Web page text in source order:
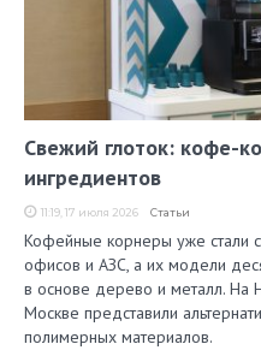
Свежий глоток: кофе-
ингредиентов
11:19, 17 июля 2026 Статьи
Кофейные корнеры уже стали
офисов и АЗС, а их модели
в основе дерево и металл. На
Москве представили
полимерных материалов.